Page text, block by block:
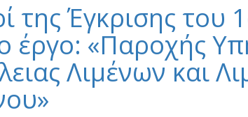
Έγκρισης του
έργο: «Παροχής
Λιμένων και